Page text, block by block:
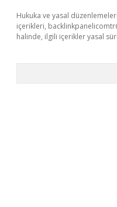
Hukuka ve yasal
içerikleri,
halinde, ilgili içerikler yasal